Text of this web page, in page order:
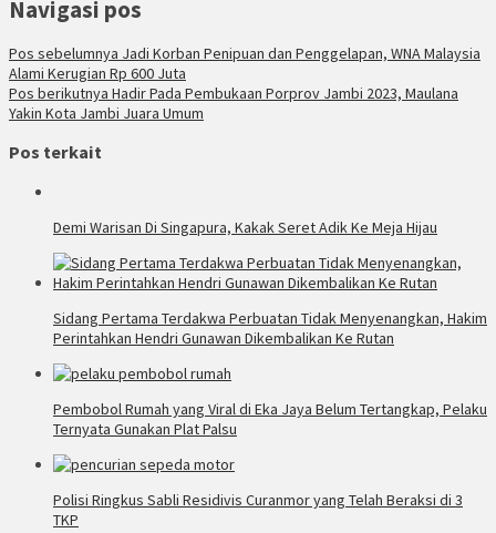
Navigasi pos
Pos sebelumnya Jadi Korban Penipuan dan Penggelapan, WNA Malaysia
Alami Kerugian Rp 600 Juta
Pos berikutnya Hadir Pada Pembukaan Porprov Jambi 2023, Maulana
Yakin Kota Jambi Juara Umum
Pos terkait
Demi Warisan Di Singapura, Kakak Seret Adik Ke Meja Hijau
Sidang Pertama Terdakwa Perbuatan Tidak Menyenangkan, Hakim
Perintahkan Hendri Gunawan Dikembalikan Ke Rutan
Pembobol Rumah yang Viral di Eka Jaya Belum Tertangkap, Pelaku
Ternyata Gunakan Plat Palsu
Polisi Ringkus Sabli Residivis Curanmor yang Telah Beraksi di 3
TKP